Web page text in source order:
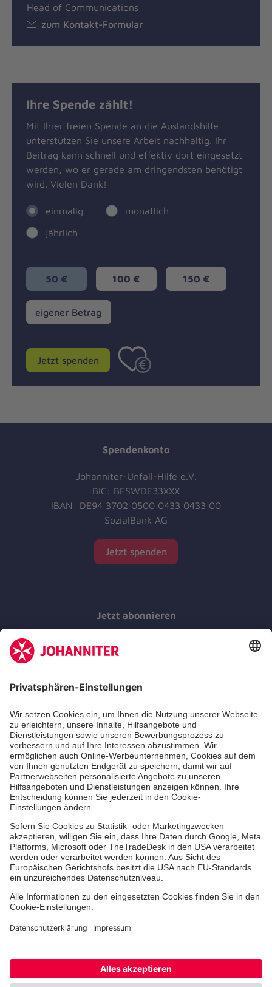
Head of Communications
zum Kontakt-Formular
Ihre Spende zählt!
Mit Ihrer freien Spende an die Auslandshilfe
unterstützen Sie unsere Arbeit nachhaltig. Ihr
Beitrag kann schnell und effektiv dort eingesetzt
werden, wo er gerade am dringendsten benötigt
wird. Vielen Dank!
einmalig
monatlich
jährlich
50 € 100 € 150 €
eigener
Betrag
eigener Betrag
Jetzt spenden
Spendenkonto
Johanniter-Unfall-Hilfe e.V.
BIC: BFSWDE33XXX
IBAN: DE94 3702 0500 0433 0433 00
SozialBank AG
Jetzt spenden
Jetzt abonnieren
Abständen über unsere Arbeit.
Jetzt abonnieren
Zertifizierung der Johanniter-Unfall-Hilfe e.V.
Über uns
Themen
Länder
Cookie-Einstellungen Datenschutz Barrierefreiheit